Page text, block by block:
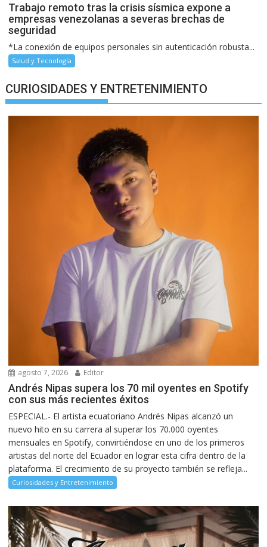
Trabajo remoto tras la crisis sísmica expone a
empresas venezolanas a severas brechas de
seguridad
*La conexión de equipos personales sin autenticación robusta...
Salud y Tecnología
CURIOSIDADES Y ENTRETENIMIENTO
agosto 7, 2026 Editor
Andrés Nipas supera los 70 mil oyentes en Spotify
con sus más recientes éxitos
ESPECIAL.- El artista ecuatoriano Andrés Nipas alcanzó un
nuevo hito en su carrera al superar los 70.000 oyentes
mensuales en Spotify, convirtiéndose en uno de los primeros
artistas del norte del Ecuador en lograr esta cifra dentro de la
plataforma. El crecimiento de su proyecto también se refleja...
Curiosidades y Entretenimiento